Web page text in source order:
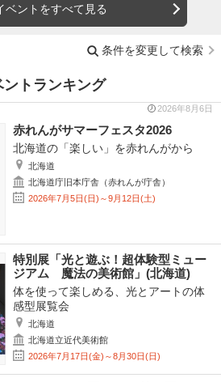
ベントをすべて見る
条件を変更して検索
ントランキング
2026年8月6日
赤れんがサマーフェスタ2026
北海道の「楽しい」を赤れんがから
北海道
北海道庁旧本庁舎（赤れんが庁舎）
2026年7月5日(日)～9月12日(土)
特別展「光と遊ぶ！超体験型ミュー
ジアム 魔法の美術館」(北海道)
体を使って楽しめる、光とアートの体
感型展覧会
北海道
北海道立近代美術館
2026年7月17日(金)～8月30日(日)